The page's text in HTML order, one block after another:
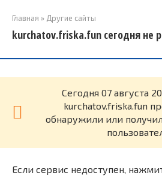
Главная » Другие сайты
kurchatov.friska.fun сегодня не
Cегодня 07 августа
kurchatov.friska.fun
обнаружили или
Если сервис недоступен,